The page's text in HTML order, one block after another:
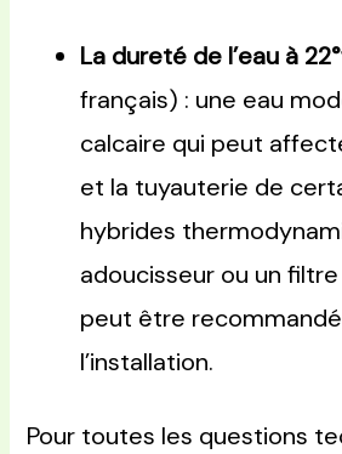
La dureté de l’eau à
français) : une eau
calcaire qui peut
et la tuyauterie de
hybrides
adoucisseur ou un
peut être
l’installation.
Pour toutes les questions